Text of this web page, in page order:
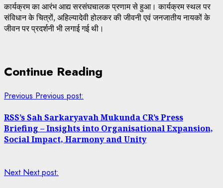
कार्यक्रम का आरंभ आद्य सरसंघचालक प्रणाम से हुआ। कार्यक्रम स्थल पर
संविधान के चित्रों, अहिल्यादेवी होलकर की जीवनी एवं जनजातीय नायकों के
जीवन पर प्रदर्शनी भी लगाई गई थी।
Continue Reading
Previous Previous post:
RSS’s Sah Sarkaryavah Mukunda CR’s Press
Briefing – Insights into Organisational Expansion,
Social Impact, Harmony and Unity
Next Next post: